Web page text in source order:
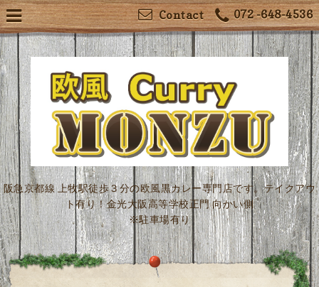
072 -648-4536
Contact
阪急京都線 上牧駅徒歩３分の欧風黒カレー専門店です。テイクアウ
ト有り！金光大阪高等学校正門 向かい側
※駐車場有り